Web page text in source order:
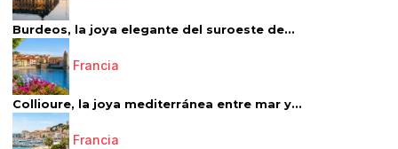
Burdeos, la joya elegante del suroeste de...
Francia
Collioure, la joya mediterránea entre mar y...
Francia